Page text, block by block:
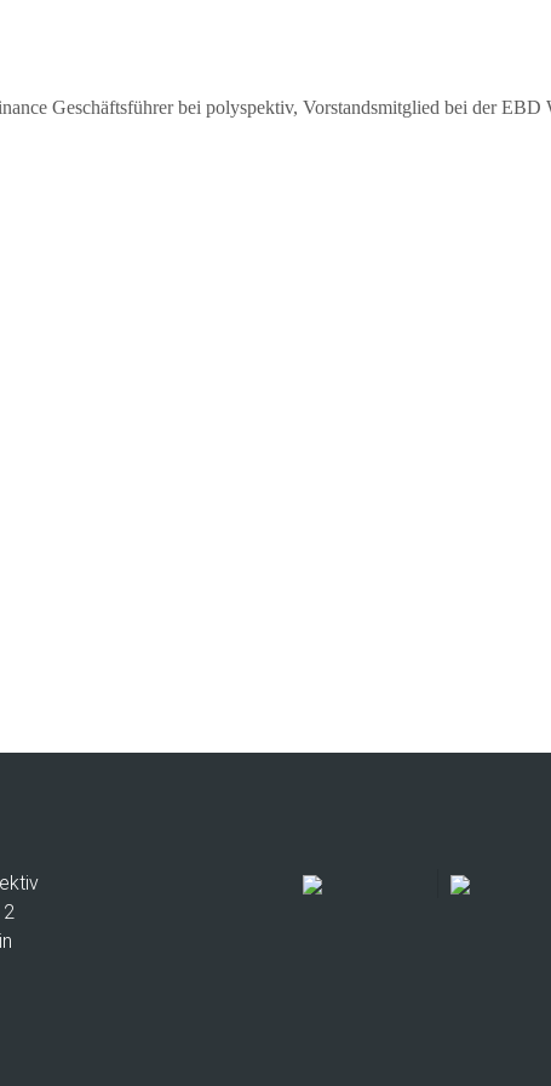
Geschäftsführer bei polyspektiv, Vorstandsmitglied bei der
2